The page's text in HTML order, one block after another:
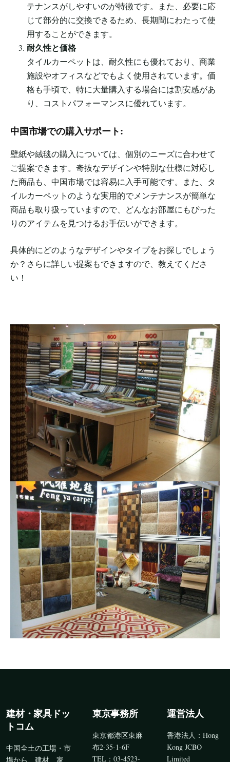
テナンスがしやすいのが特徴です。また、必要に応
じて部分的に交換できるため、長期間にわたって使
用することができます。
耐久性と価格
タイルカーペットは、耐久性にも優れており、商業
施設やオフィスなどでもよく使用されています。価
格も手頃で、特に大量購入する場合には割安感があ
り、コストパフォーマンスに優れています。
中国市場での購入サポート:
壁紙や絨毯の購入については、個別のニーズに合わせて
ご提案できます。奇抜なデザインや特別な仕様に対応し
た商品も、中国市場では容易に入手可能です。また、タ
イルカーペットのような実用的でメンテナンスが簡単な
商品も取り扱っていますので、どんなお部屋にもぴった
りのアイテムを見つけるお手伝いができます。
具体的にどのようなデザインやタイプをお探しでしょう
か？さらに詳しい提案もできますので、教えてくださ
い！
建材・家具ドッ
トコム
中国全土の工場・市
場から、建材、家
東京事務所
東京都港区東麻
布2-35-1-6F
TEL：03-4523-
運営法人
香港法人：Hong
Kong JCBO
Limited